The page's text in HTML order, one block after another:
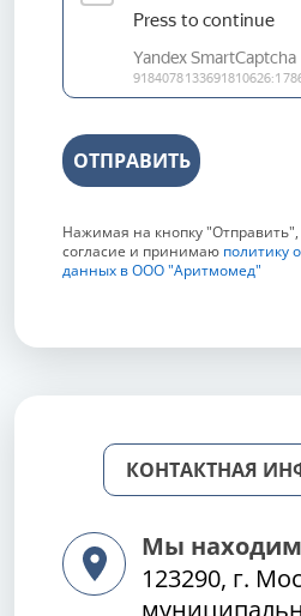
ОТПРАВИТЬ
Нажимая на кнопку
согласие и принимаю политику
данных в ООО "Аритмомед"
КОНТАКТНАЯ
Мы
123290, г.